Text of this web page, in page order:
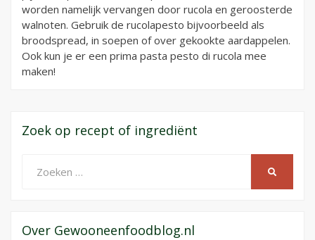
worden namelijk vervangen door rucola en geroosterde
walnoten. Gebruik de rucolapesto bijvoorbeeld als
broodspread, in soepen of over gekookte aardappelen.
Ook kun je er een prima pasta pesto di rucola mee
maken!
Zoek op recept of ingrediënt
naar:
Over Gewooneenfoodblog.nl